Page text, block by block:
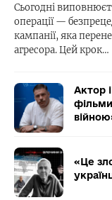
Сьогодні
операції —
кампанії, яка
агресора. Цей крок…
Актор
фільми
«Це